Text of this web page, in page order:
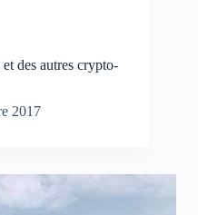
des autres crypto-
2017